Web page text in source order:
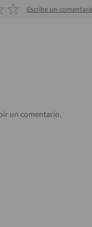
☆ Escribe un